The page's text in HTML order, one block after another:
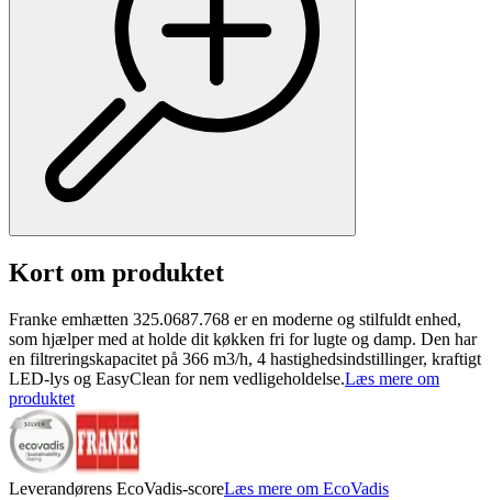
Kort om produktet
Franke emhætten 325.0687.768 er en moderne og stilfuldt enhed,
som hjælper med at holde dit køkken fri for lugte og damp. Den har
en filtreringskapacitet på 366 m3/h, 4 hastighedsindstillinger, kraftigt
LED-lys og EasyClean for nem vedligeholdelse.Læs mere om
produktet
Leverandørens EcoVadis-scoreLæs mere om EcoVadis